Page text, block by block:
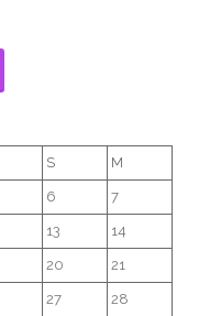
S M
6 7
13 14
20 21
27 28